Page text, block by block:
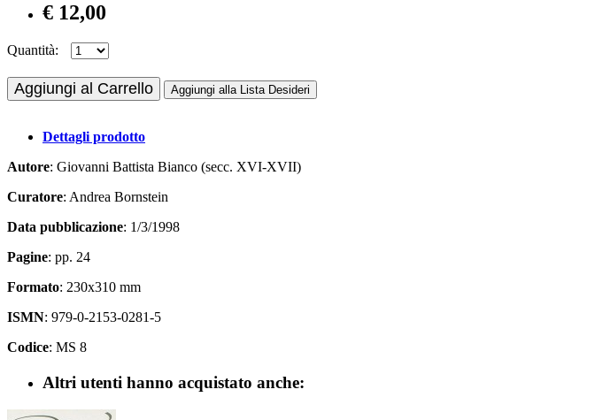
€ 12,00
Quantità:
Aggiungi al Carrello Aggiungi alla Lista Desideri
Dettagli prodotto
Autore: Giovanni Battista Bianco (secc. XVI-XVII)
Curatore: Andrea Bornstein
Data pubblicazione: 1/3/1998
Pagine: pp. 24
Formato: 230x310 mm
ISMN: 979-0-2153-0281-5
Codice: MS 8
Altri utenti hanno acquistato anche: